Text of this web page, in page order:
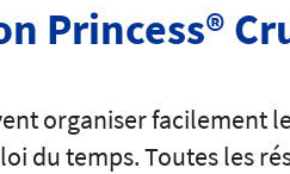
Princess®
organiser facilement
du temps. Toutes les